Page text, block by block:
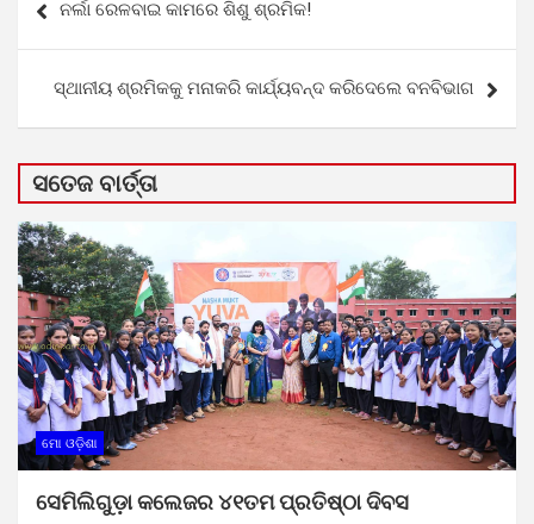
navigation
ନର୍ଲା ରେଳବାଇ କାମରେ ଶିଶୁ ଶ୍ରମିକ!
ସ୍ଥାନୀୟ ଶ୍ରମିକକୁ ମନାକରି କାର୍ଯ୍ୟବନ୍ଦ କରିଦେଲେ ବନବିଭାଗ
ସତେଜ ବାର୍ତ୍ତା
ମୋ ଓଡ଼ିଶା
ସେମିଲିଗୁଡ଼ା କଲେଜର ୪୧ତମ ପ୍ରତିଷ୍ଠା ଦିବସ